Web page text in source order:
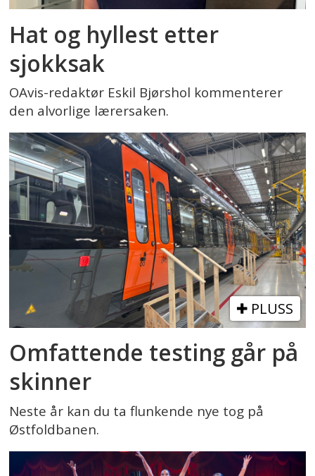
Hat og hyllest etter
sjokksak
OAvis-redaktør Eskil Bjørshol kommenterer
den alvorlige lærersaken.
PLUSS
Omfattende testing går på
skinner
Neste år kan du ta flunkende nye tog på
Østfoldbanen.